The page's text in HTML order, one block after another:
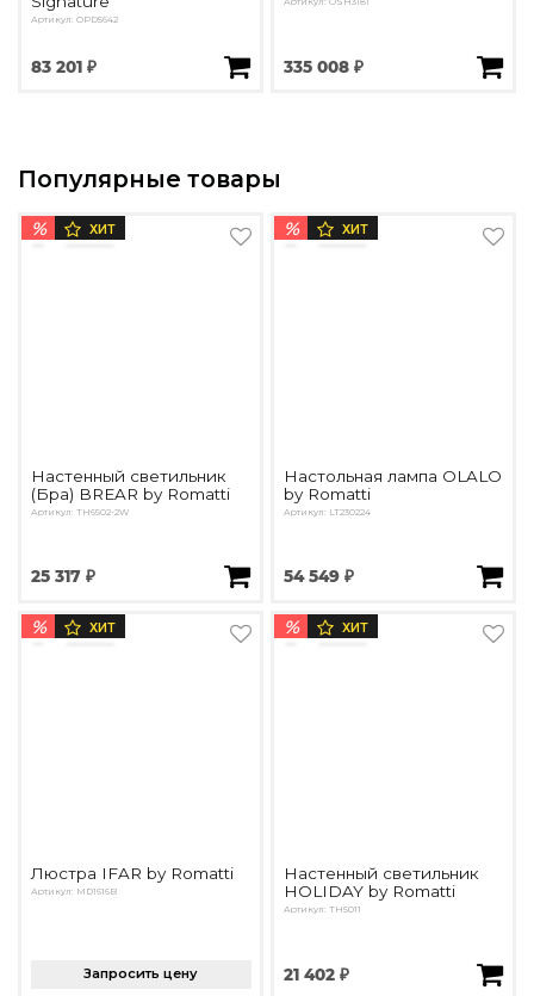
Артикул: OPD5642
83 201 ₽
Артикул: OSH3181
335 008 ₽
Популярные товары
% ХИТ
Настенный светильник
(Бра) BREAR by Romatti
Артикул: TH6502-2W
25 317 ₽
% ХИТ
Настольная лампа OLALO
by Romatti
Артикул: LT230224
54 549 ₽
% ХИТ
Люстра IFAR by Romatti
Артикул: MD1616B
Запросить цену
% ХИТ
Настенный светильник
HOLIDAY by Romatti
Артикул: TH5011
21 402 ₽